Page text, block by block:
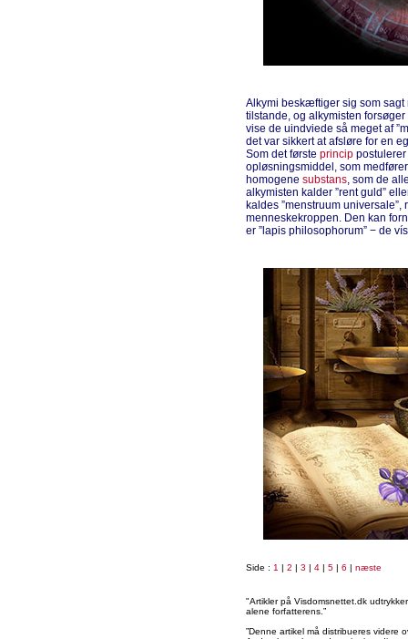
Alkymi beskæftiger sig som
tilstande, og alkymisten
vise de uindviede så meget af
det var sikkert at afsløre for en
Som det første princip
opløsningsmiddel, som
homogene substans, som de
alkymisten kalder ”rent guld”
kaldes ”menstruum
menneskekroppen. Den kan
er ”lapis philosophorum” − de
Side : 1 | 2 | 3 | 4 | 5 | 6 | næste
"Artikler på Visdomsnettet.dk
alene forfatterens.”
”Denne artikel må distribueres videre